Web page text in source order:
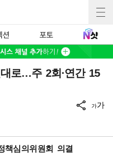
션 포토
로…주 2회·연간 15
가가
책심의위원회 의결